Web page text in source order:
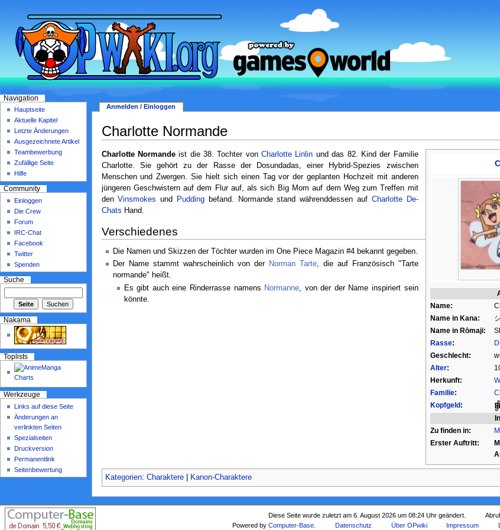
Charlotte Normande
Name:
Name in Kana:
Name in Rōmaji:
Rasse:
Geschlecht:
Alter:
Herkunft:
Familie:
Kopfgeld:
Zu finden in:
Erster Auftritt:
Charlotte Normandeist die 38. Tochter vonCharlotte Linlin und das 82. Kind der Familie
Charlotte. Sie gehört zu der Rasse der Dosundadas, einer Hybrid-Spezies zwischen
Menschen und Zwergen. Sie hielt sich einen Tag vor der geplanten Hochzeit mit anderen
jüngeren Geschwistern auf dem Flur auf, als sich Big Mom auf dem Weg zum Treffen mit
denVinsmokes und Pudding befand. Normande stand währenddessen auf Charlotte De-
Chats Hand.
Verschiedenes
Die Namen und Skizzen der Töchter wurden im One Piece Magazin #4 bekannt gegeben.
Der Name stammt wahrscheinlich von der Norman Tarte, die auf Französisch "Tarte
normande" heißt.
Es gibt auch eine Rinderrasse namens Normanne, von der der Name inspiriert sein
könnte.
Kategorien: Charaktere| Kanon-Charaktere
Anmelden / Einloggen
Navigation
Hauptseite
Aktuelle Kapitel
Letzte Änderungen
Ausgezeichnete Artikel
Teambewerbung
Zufällige Seite
Hilfe
Community
Einloggen
Die Crew
Forum
IRC-Chat
Facebook
Twitter
Spenden
Suche
Nakama
Toplists
Werkzeuge
Links auf diese Seite
Änderungen an
verlinkten Seiten
Spezialseiten
Druckversion
Permanentlink
Seitenbewertung
Diese Seite wurde zuletzt am 6. August 2026 um 08:24 Uhr geändert.
Powered byComputer-Base Datenschutz Über OPwiki Impressum